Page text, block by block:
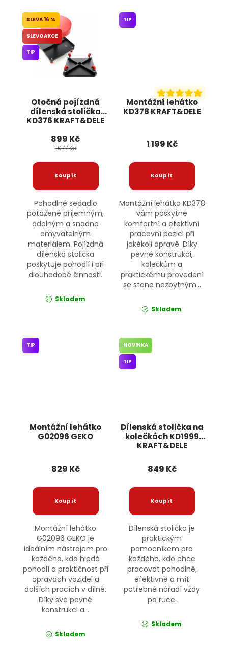
Otočná pojízdná
dílenská stolička
KD376 KRAFT&DELE
16 %
SLEVOAKCE
TIP
899 Kč
1 077 Kč
Pohodlné sedadlo
potažené příjemným,
odolným a snadno
omyvatelným
materiálem. Pojízdná
dílenská stolička
poskytuje pohodlí i při
dlouhodobé činnosti.
Skladem
Montážní lehátko
KD378 KRAFT&DELE
TIP
1 199 Kč
Montážní lehátko KD378
vám poskytne
komfortní a efektivní
pracovní pozici při
jakékoli opravě. Díky
pevné konstrukci,
kolečkům a
praktickému provedení
se stane nezbytným...
Skladem
Montážní lehátko
G02096 GEKO
TIP
829 Kč
Montážní lehátko
G02096 GEKO je
ideálním nástrojem pro
každého, kdo hledá
pohodlí a praktičnost při
opravách vozidel a
dalších pracích v dílně.
Díky své pevné
konstrukci a...
Skladem
Dílenská stolička na
kolečkách KD1999
KRAFT&DELE
NOVINKA
TIP
849 Kč
Dílenská stolička je
praktickým
pomocníkem pro
každého, kdo chce
pracovat pohodlně,
efektivně a mít
potřebné nářadí vždy
po ruce.
Skladem